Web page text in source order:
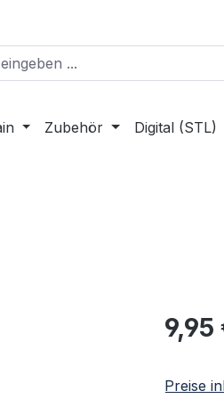
Zubehör Digital (STL)
9,95
Preise